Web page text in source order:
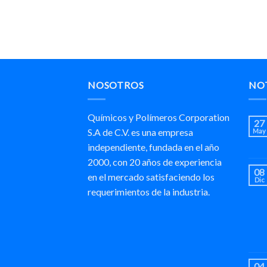
NOSOTROS
Químicos y Polímeros Corporation
S.A de C.V. es una empresa
independiente, fundada en el año
2000, con 20 años de experiencia
en el mercado satisfaciendo los
requerimientos de la industria.
27
May
08
Dic